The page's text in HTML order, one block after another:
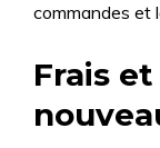
commandes et
Frais